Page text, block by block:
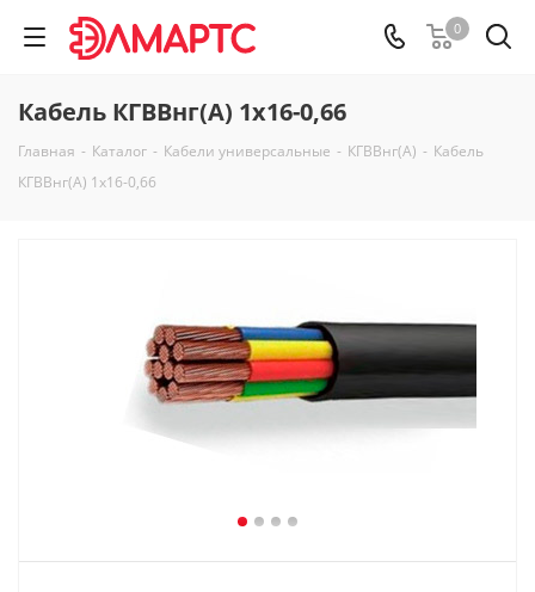
0
Кабель КГВВнг(А) 1х16-0,66
Главная - Каталог - Кабели универсальные - КГВВнг(А) - Кабель
КГВВнг(А) 1х16-0,66